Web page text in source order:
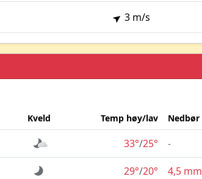
3 m/s
Kveld Temp høy/lav Nedbør
33°/25° -
29°/20° 4,5 mm